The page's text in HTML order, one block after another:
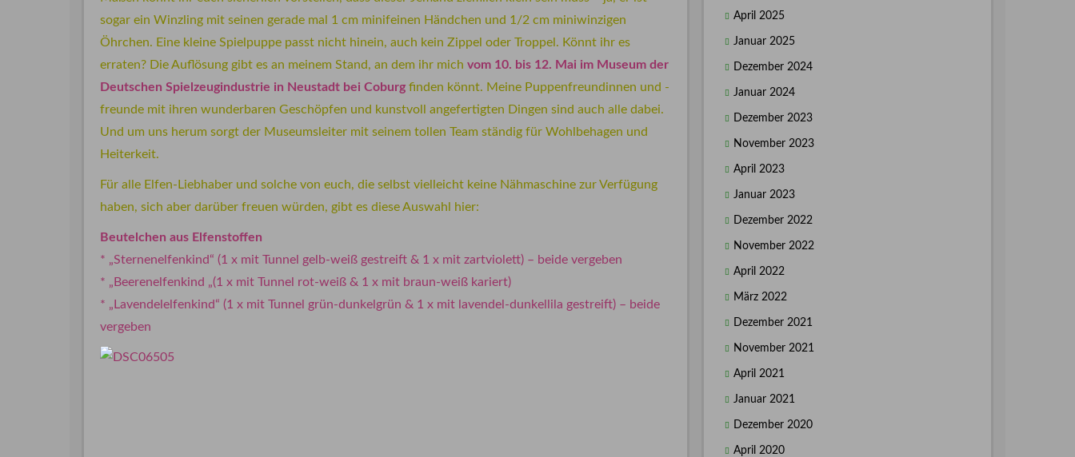
sogar ein Winzling mit seinen gerade mal 1 cm minifeinen Händchen und 1/2 cm miniwinzigen
Öhrchen. Eine kleine Spielpuppe passt nicht hinein, auch kein Zippel oder Troppel. Könnt ihr es
erraten? Die Auflösung gibt es an meinem Stand, an dem ihr mich vom 10. bis 12. Mai im Museum der
Deutschen Spielzeugindustrie in Neustadt bei Coburg finden könnt. Meine Puppenfreundinnen und -
freunde mit ihren wunderbaren Geschöpfen und kunstvoll angefertigten Dingen sind auch alle dabei.
Und um uns herum sorgt der Museumsleiter mit seinem tollen Team ständig für Wohlbehagen und
Heiterkeit.
Für alle Elfen-Liebhaber und solche von euch, die selbst vielleicht keine Nähmaschine zur Verfügung
haben, sich aber darüber freuen würden, gibt es diese Auswahl hier:
Beutelchen aus Elfenstoffen
* „Sternenelfenkind“ (1 x mit Tunnel gelb-weiß gestreift & 1 x mit zartviolett) – beide vergeben
* „Beerenelfenkind „(1 x mit Tunnel rot-weiß & 1 x mit braun-weiß kariert)
* „Lavendelelfenkind“ (1 x mit Tunnel grün-dunkelgrün & 1 x mit lavendel-dunkellila gestreift) – beide
vergeben
April 2025
Januar 2025
Dezember 2024
Januar 2024
Dezember 2023
November 2023
April 2023
Januar 2023
Dezember 2022
November 2022
April 2022
März 2022
Dezember 2021
November 2021
April 2021
Januar 2021
Dezember 2020
April 2020